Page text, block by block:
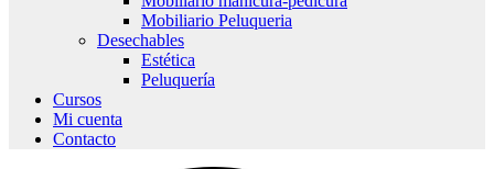
Mobiliario Peluqueria
Desechables
Estética
Peluquería
Cursos
Mi cuenta
Contacto